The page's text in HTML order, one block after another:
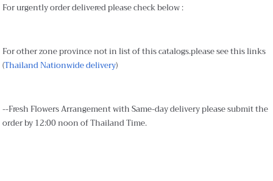
For urgently order delivered please check below :
For other zone province not in list of this catalogs.please see this links
(Thailand Nationwide delivery)
--Fresh Flowers Arrangement with Same-day delivery please submit the
order by 12:00 noon of Thailand Time.